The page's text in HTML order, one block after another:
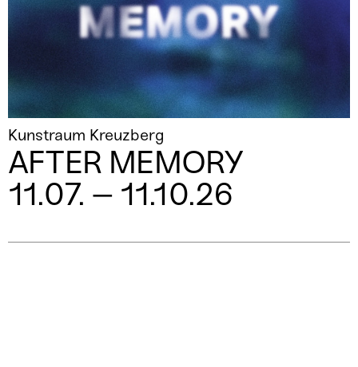
Kunstraum Kreuzberg
AFTER MEMORY
11.07. – 11.10.26